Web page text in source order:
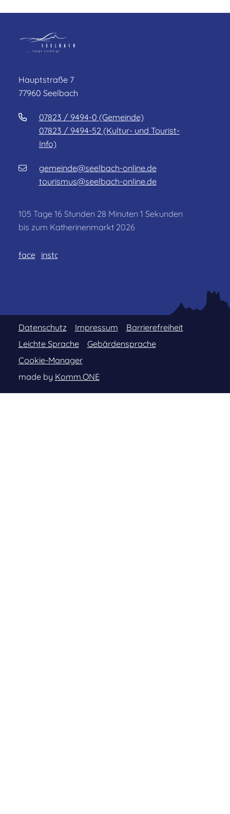
Hauptstraße 7
77960 Seelbach
07823 / 9494-0 (Gemeinde)
07823 / 9494-52 (Kultur- und Tourist-
Info)
gemeinde@seelbach-online.de
tourismus@seelbach-online.de
105 Tage 16 Stunden 28 Minuten 1 Sekunden
bis zum Katherinenmarkt 2026
facebookinstagram
Datenschutz Impressum
Barrierefreiheit
Leichte Sprache
Gebärdensprache
Cookie-Manager
made by Komm.ONE